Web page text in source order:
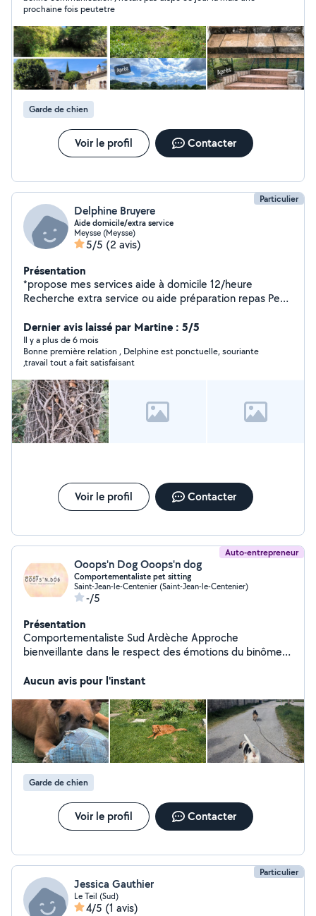
prochaine fois peutetre
Garde de chien
Voir le profil Contacter
Particulier
Delphine Bruyere
Aide domicile/extra service
Meysse (Meysse)
5/5 (2 avis)
Présentation
*propose mes services aide à domicile 12/heure
Recherche extra service ou aide préparation repas Peux
*Location le lot complet Robot Moulinex masterchef
multifonctions Idéal pour toutes vos créations culinaires
15/journée ou forfait si longue durée (caution de
garantie 75 rendu si bonne restitution de l appareil)
légumes/ hachis viande/ pâtisserie et blender *Je peux
également garder votre petit animal de compagnie a la
journée
Dernier avis laissé par Martine : 5/5
Il y a plus de 6 mois
Bonne première relation , Delphine est ponctuelle, souriante
,travail tout a fait satisfaisant
Voir le profil Contacter
Auto-entrepreneur
Ooops'n Dog Ooops'n dog
Comportementaliste pet sitting
Saint-Jean-le-Centenier (Saint-Jean-le-Centenier)
-/5
Présentation
Comportementaliste Sud Ardèche Approche
bienveillante dans le respect des émotions du binôme
Intervenante Peccram Pet sitting à votre domicile pour
de l'acaced Déclarée à la DDPP
Aucun avis pour l'instant
Garde de chien
Voir le profil Contacter
Particulier
Jessica Gauthier
Le Teil (Sud)
4/5 (1 avis)